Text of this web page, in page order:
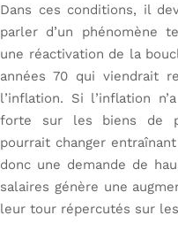
Dans ces conditions, il
parler d’un phénomène
une réactivation de la
années 70 qui viendrait
l’inflation. Si l’inflation
forte sur les biens de
pourrait changer
donc une demande de
salaires génère une
leur tour répercutés sur